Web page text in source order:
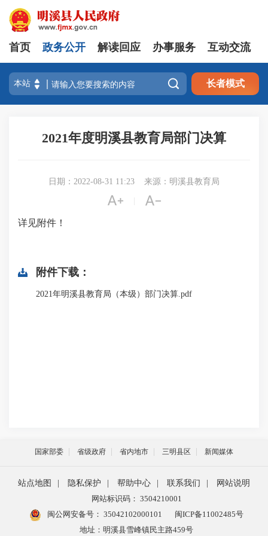
首页 政务公开 解读回应 办事服务 互动交流
 长者模式
2021年度明溪县教育局部门决算
日期：2022-08-31 11:23 来源：明溪县教育局
 
详见附件！
附件下载：
2021年明溪县教育局（本级）部门决算.pdf
国家部委 省级政府 省内地市 三明县区 新闻媒体
站点地图 隐私保护 帮助中心 联系我们
网站说明
网站标识码： 3504210001
闽公网安备号： 35042102000101
闽ICP备11002485号
地址：明溪县雪峰镇民主路459号